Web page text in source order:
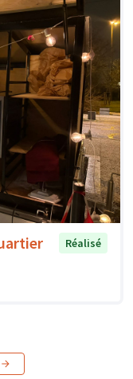
Réalisé